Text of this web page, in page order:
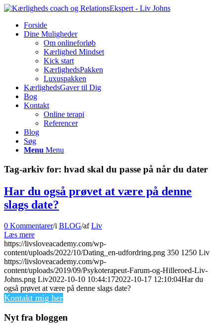
Forside
Dine Muligheder
Om onlineforløb
Kærlighed Mindset
Kick start
KærlighedsPakken
Luxuspakken
KærlighedsGaver til Dig
Bog
Kontakt
Online terapi
Referencer
Blog
Søg
Menu Menu
Tag-arkiv for: hvad skal du passe på når du dater
Har du også prøvet at være på denne
slags date?
0 Kommentarer/i BLOG/afLiv
Læs mere
https://livsloveacademy.com/wp-
content/uploads/2022/10/Dating_en-udfordring.png 350 1250 Liv
https://livsloveacademy.com/wp-
content/uploads/2019/09/Psykoterapeut-Farum-og-Hilleroed-Liv-
Johns.png Liv2022-10-10 10:44:172022-10-17 12:10:04Har du
også prøvet at være på denne slags date?
Kontakt mig her
Nyt fra bloggen